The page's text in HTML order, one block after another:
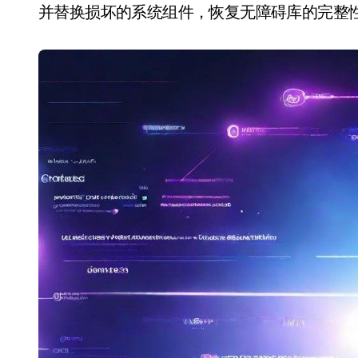
并替换损坏的系统组件，恢复无障碍库的完整